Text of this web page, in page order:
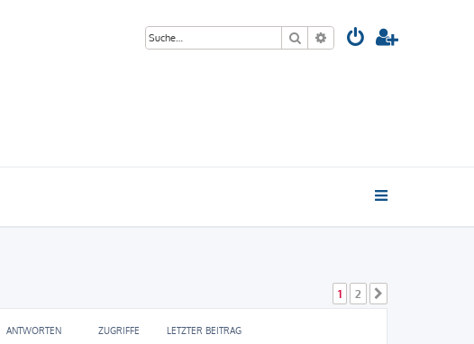
Suche Erweiterte Suche
1 2
ANTWORTEN ZUGRIFFE LETZTER BEITRAG